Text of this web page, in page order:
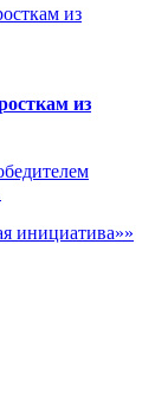
из
инициатива»»